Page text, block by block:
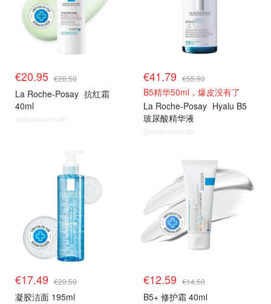
€20.95 €28.50
La Roche-Posay 抗红霜
40ml
@dealmoon.de
€41.79 €55.90
B5精华50ml，爆皮没有了
La Roche-Posay Hyalu B5
玻尿酸精华液
@dealmoon.de
€17.49 €20.50
凝胶洁面 195ml
€12.59 €14.50
B5+ 修护霜 40ml